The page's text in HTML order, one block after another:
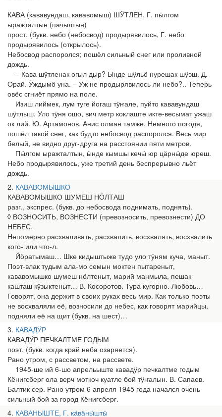
КАВА (кававундаш, кававомыш) ШӰТЛЕН, Г. пӹлгом
ыражталтын (пачылтын)
прост. (букв. небо (небосвод) продырявилось, Г. небо
продырявилось (открылось).
Небосвод распоролся; пошёл сильный снег или проливной
дождь.
– Кава шӱтленак огыл дыр? Ынде шӱльӧ нурешак шӱэш. Д.
Орай. Ӱждымӧ уна. – Уж не продырявилось ли небо?.. Теперь
овёс сгниёт прямо на поле.
Изиш лиймек, лум туге йогаш тӱҥале, пуйто кававундаш
шӱтлыш. Уло тӱня ошо, вич метр коклаште икте-весымат ужаш
ок лий. Ю. Артамонов. Анис олман тамже. Немного погодя,
пошёл такой снег, как будто небосвод распоролся. Весь мир
белый, не видно друг-друга на расстоянии пяти метров.
Пӹлгом ыражталтын, ӹнде кымшы кечӹ юр цӓрнӹде юреш.
Небо продырявилось, уже третий день беспрерывно льёт
дождь.
2 КАВАВОМЫШКО
КАВАВОМЫШКО ШУМЕШ НӦЛТАШ
разг., экспрес. (букв. до небосвода поднимать, поднять).
◊ ВОЗНОСИТЬ, ВОЗНЕСТИ (превозносить, превознести) ДО
НЕБЕС.
Непомерно расхваливать, расхвалить, восхвалять, восхвалить
кого- или что-л.
Йӧратымаш… Шке кидыштыже тудо уло тӱням куча, маныт.
Поэт-влак тудым ала-мо семын моктен пытареныт,
кававомышко шумеш нӧлтеныт, марий манмыла, пешак
кашташ кӱзыктеныт… В. Косоротов. Тура кугорно. Любовь…
Говорят, она держит в своих руках весь мир. Как только поэты
не восхваляли её, возносили до небес, как говорят марийцы,
подняли её на щит (букв. на шест)…
3 КАВАДӰР
КАВАДӰР ПЕЧКАЛТМЕ ГОДЫМ
поэт. (букв. когда край неба озаряется).
Рано утром, с рассветом, на рассвете.
1945-ше ий 6-шо апрельыште кавадӱр печкалтме годым
Кёнигсберг ола верч моткоч куатле бой тӱҥалын. В. Сапаев.
Балтик сер. Рано утром 6 апреля 1945 года начался очень
сильный бой за город Кёнигсберг.
4 КАВАНЫШТЕ, Г. кӓвӓнӹштӹ